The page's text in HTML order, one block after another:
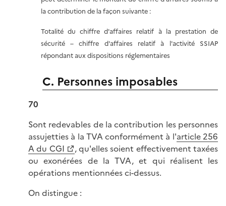
la contribution de la façon suivante :
Totalité du chiffre d'affaires relatif à la prestation de
sécurité – chiffre d'affaires relatif à l'activité SSIAP
répondant aux dispositions réglementaires
C. Personnes imposables
70
Sont redevables de la contribution les personnes
assujetties à la TVA conformément à l'article 256
A du CGI
, qu'elles soient effectivement taxées
ou exonérées de la TVA, et qui réalisent les
opérations mentionnées ci-dessus.
On distingue :